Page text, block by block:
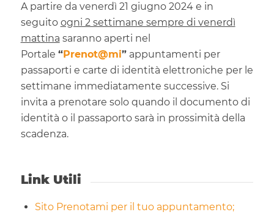
A partire da venerdì 21 giugno 2024 e in
seguito ogni 2 settimane sempre di venerdì
mattina saranno aperti nel
Portale “Prenot@mi”appuntamenti per
passaporti e carte di identità elettroniche per le
settimane immediatamente successive. Si
invita a prenotare solo quando il documento di
identità o il passaporto sarà in prossimità della
scadenza.
Link Utili
Sito Prenotami per il tuo appuntamento;